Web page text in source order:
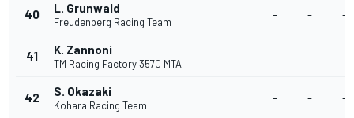
40 L. Grunwald
Freudenberg Racing Team
- - -
41 K. Zannoni
TM Racing Factory 3570 MTA
- - -
42 S. Okazaki
Kohara Racing Team
- - -